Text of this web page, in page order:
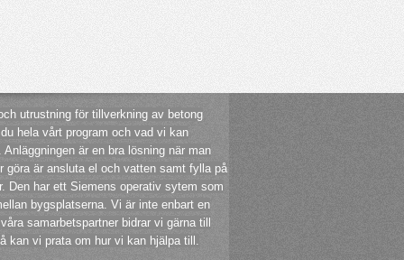
utrustning för tillverkning av betong
hela vårt program och vad vi kan
är en bra lösning när man
göra är ansluta el och vatten samt fylla på
Den har ett Siemens operativ sytem som
bygsplatserna. Vi är inte enbart en
samarbetspartner bidrar vi gärna till
kan vi prata om hur vi kan hjälpa till.